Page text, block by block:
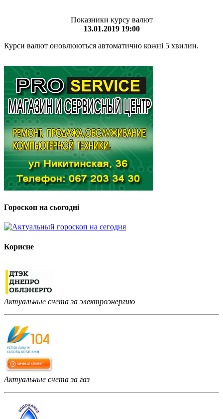
Показники курсу валют
13.01.2019 19:00
Курси валют оновлюються автоматично кожні 5 хвилин.
Гороскоп на сьогодні
Корисне
Актуальные счета за электроэнергию
Актуальные счета за газ